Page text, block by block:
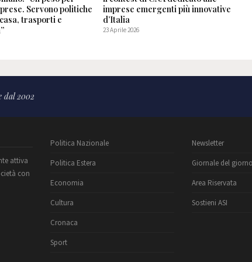
Servono politiche
trasporti e
imprese emergenti più innovative
d’Italia
23 Aprile 2026
dal 2002
attiva
con
Politica Nazionale
Politica Estera
Economia
Cultura
Cronaca
Sport
Newsletter
Giornale del giorno
Area Riservata
Sostieni ASI